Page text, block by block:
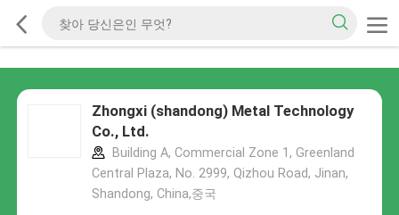
Zhongxi (shandong) Metal Technology
Co., Ltd.
Building A, Commercial Zone 1, Greenland
Central Plaza, No. 2999, Qizhou Road, Jinan,
Shandong, China,중국